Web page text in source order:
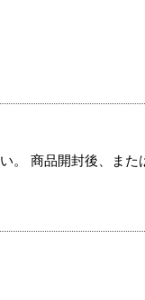
。 商品開封後、また